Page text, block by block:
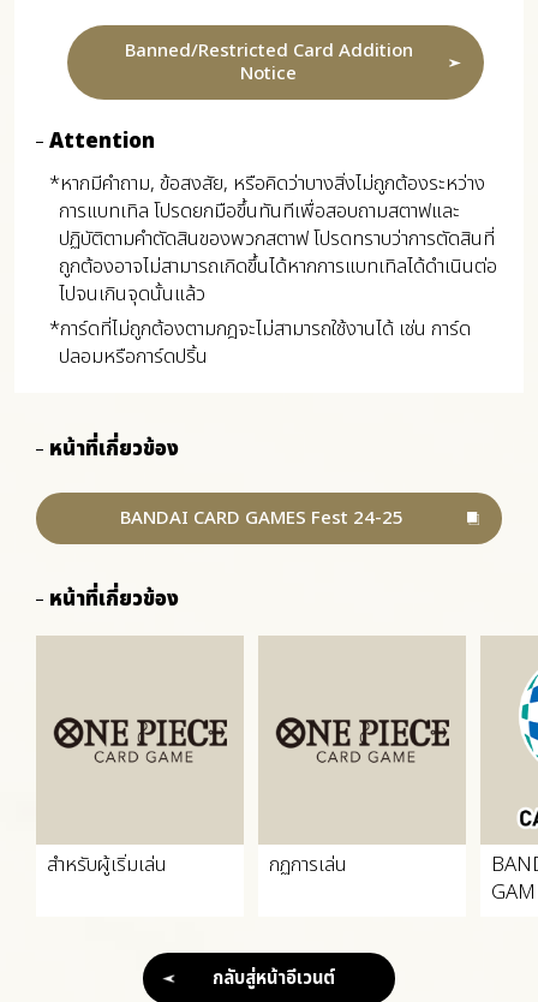
Banned/Restricted Card Addition
Notice
Attention
*หากมีคำถาม, ข้อสงสัย, หรือคิดว่าบางสิ่งไม่ถูกต้องระหว่าง
การแบทเทิล โปรดยกมือขึ้นทันทีเพื่อสอบถามสตาฟและ
ปฏิบัติตามคำตัดสินของพวกสตาฟ โปรดทราบว่าการตัดสินที่
ถูกต้องอาจไม่สามารถเกิดขึ้นได้หากการแบทเทิลได้ดำเนินต่อ
ไปจนเกินจุดนั้นแล้ว
*การ์ดที่ไม่ถูกต้องตามกฎจะไม่สามารถใช้งานได้ เช่น การ์ด
ปลอมหรือการ์ดปริ้น
หน้าที่เกี่ยวข้อง
BANDAI CARD GAMES Fest 24-25
หน้าที่เกี่ยวข้อง
สำหรับผู้เริ่มเล่น กฏการเล่น
กลับสู่หน้าอีเวนต์